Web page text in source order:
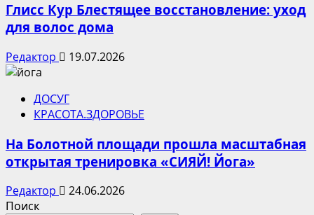
Глисс Кур Блестящее восстановление: уход
для волос дома
Редактор 19.07.2026
ДОСУГ
КРАСОТА.ЗДОРОВЬЕ
На Болотной площади прошла масштабная
открытая тренировка «СИЯЙ! Йога»
Редактор
24.06.2026
Поиск